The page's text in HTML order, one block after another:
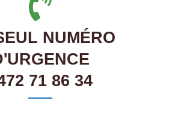
NUMÉRO
71 86 34